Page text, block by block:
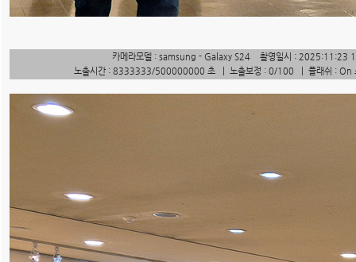
카메라모델 : samsung - Galaxy S24 촬영일시 :
노출시간 : 8333333/500000000 초 | 노출보정 : 0/100 | 플래쉬 : On